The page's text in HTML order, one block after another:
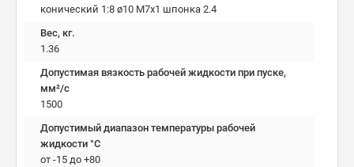
конический 1:8 ø10 М7х1 шпонка 2.4
Вес, кг.
1.36
Допустимая вязкость рабочей жидкости при пуске,
мм²/c
1500
Допустимый диапазон температуры рабочей
жидкости °C
от -15 до +80